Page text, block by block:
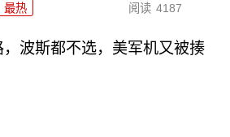
最热 阅读 4187
波斯都不选，美军机又被揍